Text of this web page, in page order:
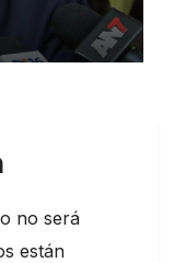
no será
están